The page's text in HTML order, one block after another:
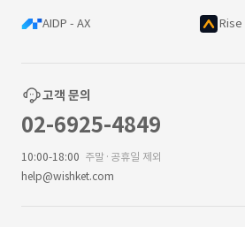
AIDP - AX Rise
고객 문의
02-6925-4849
10:00-18:00 주말·공휴일 제외
help@wishket.com